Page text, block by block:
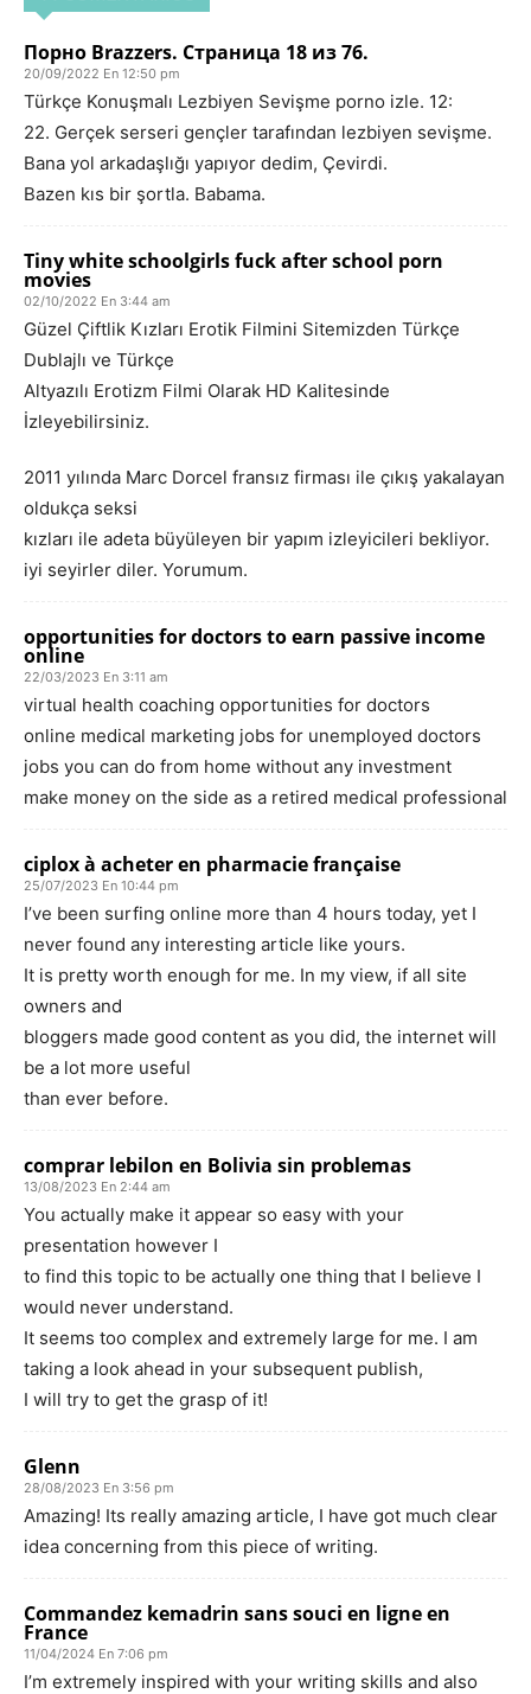
Порно Brazzers. Страница 18 из 76.
20/09/2022 En 12:50 pm
Türkçe Konuşmalı Lezbiyen Sevişme porno izle. 12:
22. Gerçek serseri gençler tarafından lezbiyen sevişme.
Bana yol arkadaşlığı yapıyor dedim, Çevirdi.
Bazen kıs bir şortla. Babama.
Tiny white schoolgirls fuck after school porn
movies
02/10/2022 En 3:44 am
Güzel Çiftlik Kızları Erotik Filmini Sitemizden Türkçe
Dublajlı ve Türkçe
Altyazılı Erotizm Filmi Olarak HD Kalitesinde
İzleyebilirsiniz.
2011 yılında Marc Dorcel fransız firması ile çıkış yakalayan
oldukça seksi
kızları ile adeta büyüleyen bir yapım izleyicileri bekliyor.
iyi seyirler diler. Yorumum.
opportunities for doctors to earn passive income
online
22/03/2023 En 3:11 am
virtual health coaching opportunities for doctors
online medical marketing jobs for unemployed doctors
jobs you can do from home without any investment
make money on the side as a retired medical professional
ciplox à acheter en pharmacie française
25/07/2023 En 10:44 pm
I’ve been surfing online more than 4 hours today, yet I
never found any interesting article like yours.
It is pretty worth enough for me. In my view, if all site
owners and
bloggers made good content as you did, the internet will
be a lot more useful
than ever before.
comprar lebilon en Bolivia sin problemas
13/08/2023 En 2:44 am
You actually make it appear so easy with your
presentation however I
to find this topic to be actually one thing that I believe I
would never understand.
It seems too complex and extremely large for me. I am
taking a look ahead in your subsequent publish,
I will try to get the grasp of it!
Glenn
28/08/2023 En 3:56 pm
Amazing! Its really amazing article, I have got much clear
idea concerning from this piece of writing.
Commandez kemadrin sans souci en ligne en
France
11/04/2024 En 7:06 pm
I’m extremely inspired with your writing skills and also